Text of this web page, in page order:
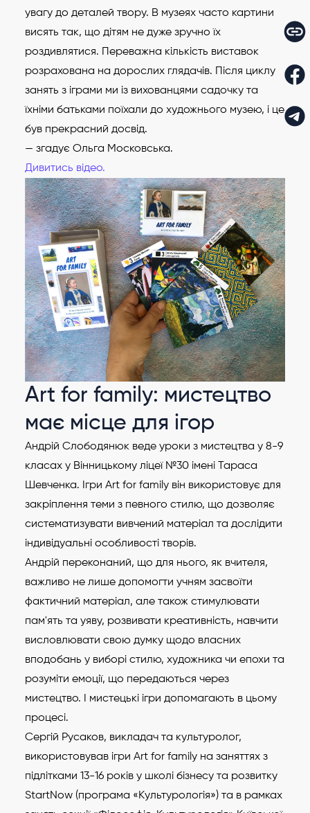
увагу до деталей твору. В музеях часто картини
висять так, що дітям не дуже зручно їх
роздивлятися. Переважна кількість виставок
розрахована на дорослих глядачів. Після циклу
занять з іграми ми із вихованцями садочку та
їхніми батьками поїхали до художнього музею, і це
був прекрасний досвід.
— згадує Ольга Московська.
Дивитись відео.
Art for family: мистецтво
має місце для ігор
Андрій Слободянюк веде уроки з мистецтва у 8-9
класах у Вінницькому ліцеї №30 імені Тараса
Шевченка. Ігри Art for family він використовує для
закріплення теми з певного стилю, що дозволяє
систематизувати вивчений матеріал та дослідити
індивідуальні особливості творів.
Андрій переконаний, що для нього, як вчителя,
важливо не лише допомогти учням засвоїти
фактичний матеріал, але також стимулювати
пам'ять та уяву, розвивати креативність, навчити
висловлювати свою думку щодо власних
вподобань у виборі стилю, художника чи епохи та
розуміти емоції, що передаються через
мистецтво. І мистецькі ігри допомагають в цьому
процесі.
Сергій Русаков, викладач та культуролог,
використовував ігри Art for family на заняттях з
підлітками 13-16 років у школі бізнесу та розвитку
StartNow (програма «Культурологія») та в рамках